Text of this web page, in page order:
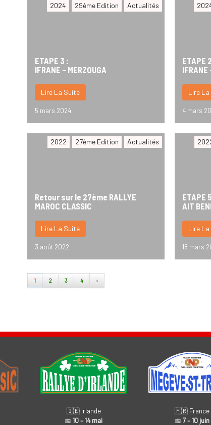
2024 29ème Edition Actualités
ETAPE 3 :
IFRANE – MERZOUGA
Lire La Suite
5 mars 2024
ETAPE
IFRANE
Lire
4 mars
2022 27ème Edition Actualités
Retour sur le 27ème RALLYE
MAROC CLASSIC
Lire La Suite
3 août 2022
ETAPE
AIT
Lire
18 mars
1 2 3 4 ›
🇮🇪 Irlande
📅10 – 14 mai
🇫🇷 France
📅 7 – 10 juin